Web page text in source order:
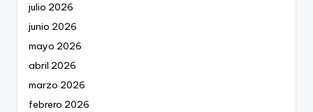
julio 2026
junio 2026
mayo 2026
abril 2026
marzo 2026
febrero 2026